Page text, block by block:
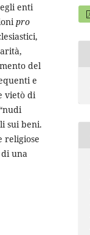
enti
pro
del
e
vietò di
sui beni.
religiose
di una